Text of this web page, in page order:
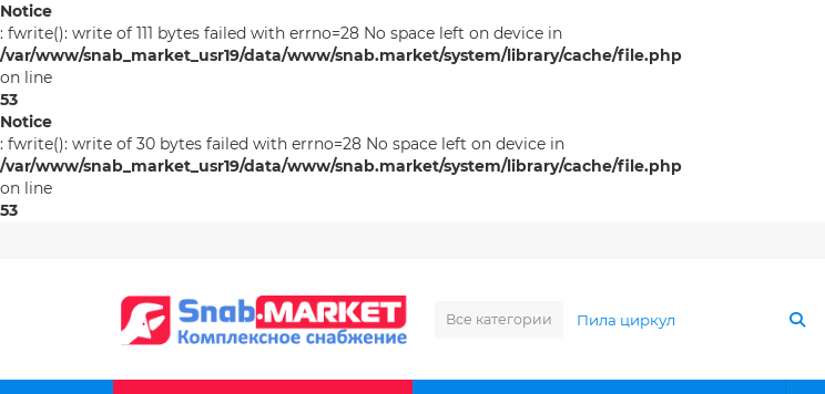
Notice
: fwrite(): write of 111 bytes failed with errno=28 No space left on device in
/var/www/snab_market_usr19/data/www/snab.market/system/library/cache/file.php
on line
53
Notice
: fwrite(): write of 30 bytes failed with errno=28 No space left on device in
/var/www/snab_market_usr19/data/www/snab.market/system/library/cache/file.php
on line
53
Все категории